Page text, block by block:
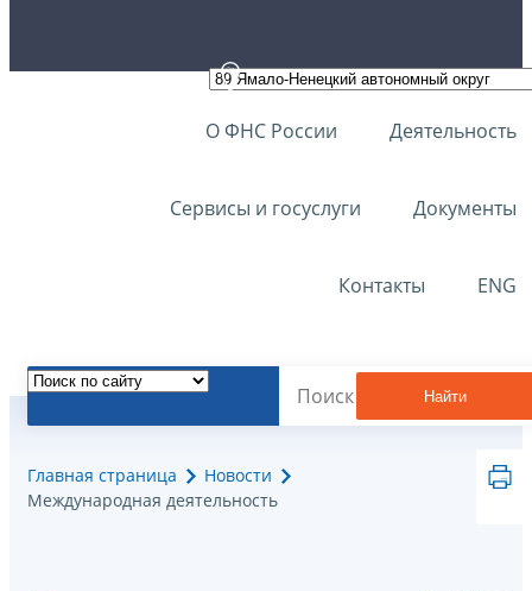
О ФНС России Деятельность
Сервисы и госуслуги Документы
Контакты ENG
Найти
Главная страница
Новости
Международная деятельность